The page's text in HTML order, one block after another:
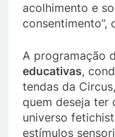
acolhimento e
consentimento”,
A programação
educativas,
tendas da
quem deseja ter
universo
estímulos